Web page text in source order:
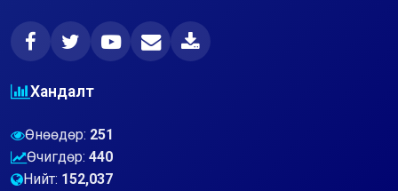
Хандалт
Өнөөдөр: 251
Өчигдөр: 440
Нийт: 152,037